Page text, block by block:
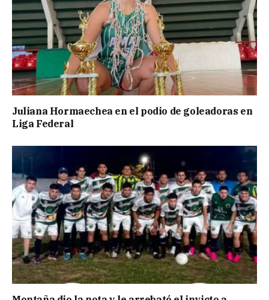
Juliana Hormaechea en el podio de goleadoras en
Liga Federal